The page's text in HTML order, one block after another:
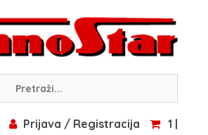
Prijava / Registracija
1 |